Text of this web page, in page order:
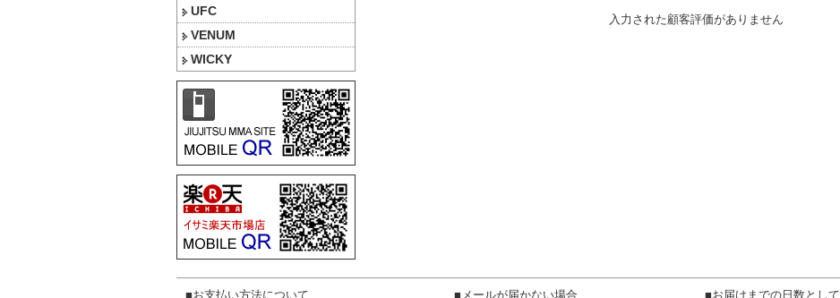
UFC
VENUM
WICKY
入力された顧客評価がありません
■お支払い方法について
■メールが届かない場合
■お届けまでの日数として